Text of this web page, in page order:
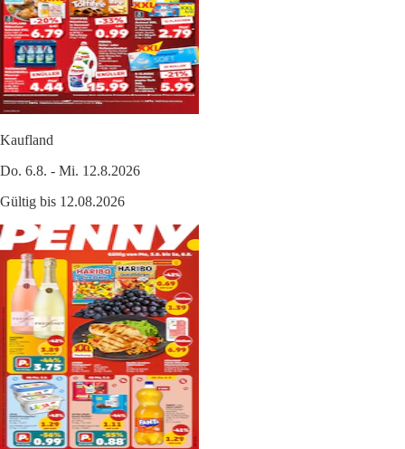
Kaufland
Do. 6.8. - Mi. 12.8.2026
Gültig bis 12.08.2026